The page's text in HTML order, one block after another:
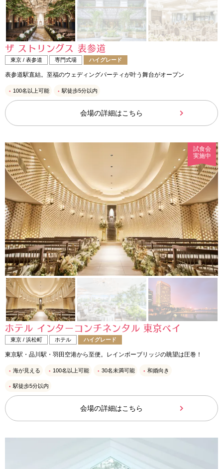
ザ ストリングス 表参道
東京 / 表参道 専門式場 ハイグレード
表参道駅直結。至福のウェディングパーティが叶う舞台がオープン
100名以上可能 駅徒歩5分以内
会場の詳細はこちら
試食会
実施中
ホテル インターコンチネンタル 東京ベイ
東京 / 浜松町 ホテル ハイグレード
東京駅・品川駅・羽田空港から至便。レインボーブリッジの眺望は圧巻！
海が見える 100名以上可能 30名未満可能 和婚向き
駅徒歩5分以内
会場の詳細はこちら